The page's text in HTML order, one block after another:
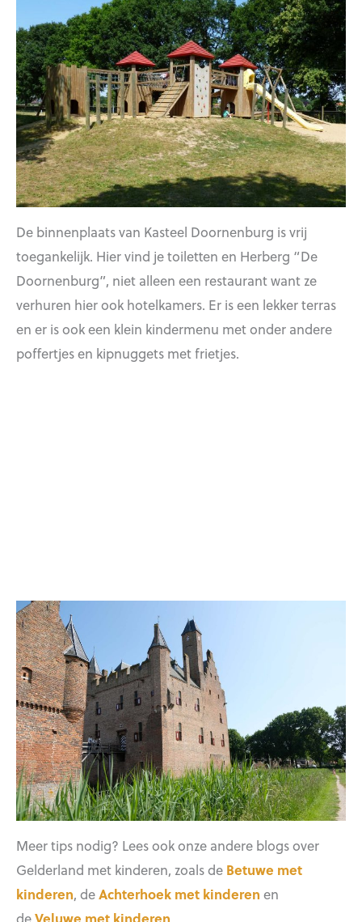
De binnenplaats van Kasteel Doornenburg is vrij
toegankelijk. Hier vind je toiletten en Herberg “De
Doornenburg”, niet alleen een restaurant want ze
verhuren hier ook hotelkamers. Er is een lekker terras
en er is ook een klein kindermenu met onder andere
poffertjes en kipnuggets met frietjes.
Meer tips nodig? Lees ook onze andere blogs over
Gelderland met kinderen, zoals de Betuwe met
kinderen, deAchterhoek met kinderen en
deVeluwe met kinderen